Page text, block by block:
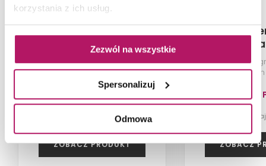
korzystania z ich usług.
Zezwól na wszystkie
Spersonalizuj
Odmowa
Matt Border OD987-003
Listwa ścienna, 2x59,8 cm
-3% od 35,80 PLN najniższa cena
ZOBACZ PRODUKT
Paradyż
Listwa szklana
cm
53,10
-3% od 54,50 PLN
ZOBACZ